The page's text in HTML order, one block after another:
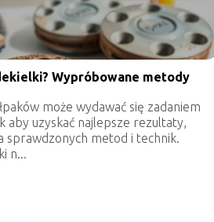
Wypróbowane metody
może wydawać się zadaniem
aby uzyskać najlepsze rezultaty,
sprawdzonych metod i technik.
n...